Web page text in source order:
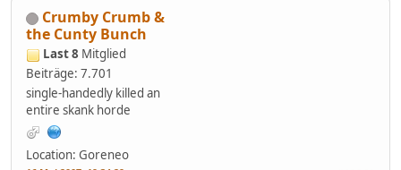
Crumby Crumb &
the Cunty Bunch
Last 8 Mitglied
Beiträge: 7.701
single-handedly killed an
entire skank horde
Location: Goreneo